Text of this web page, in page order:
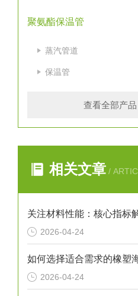
聚氨酯保温管
蒸汽管道
保温管
查看全部产品
相关文章 /
关注材料性能：核心指标
2026-04-24
如何选择适合需求的橡塑
2026-04-24